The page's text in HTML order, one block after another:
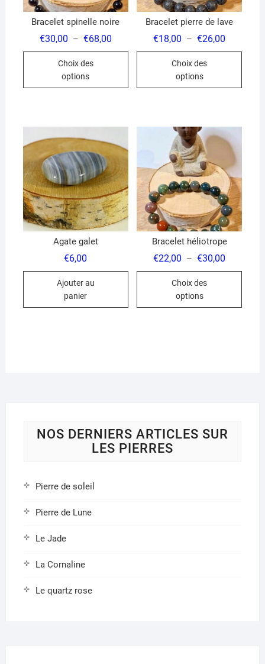
Bracelet spinelle noire
€30,00 – €68,00Plage
Choix des
options
Ce
Les
peuvent
être
choisies
sur
la
page
produit
Bracelet pierre de lave
€18,00 – €26,00
Choix des
options
Ce
Les
la
page
Agate galet
€6,00
Ajouter au
panier
Bracelet héliotrope
€22,00 – €30,00
Choix des
options
Ce
NOS DERNIERS ARTICLES SUR
LES PIERRES
Pierre de soleil
Pierre de Lune
Le Jade
La Cornaline
Le quartz rose